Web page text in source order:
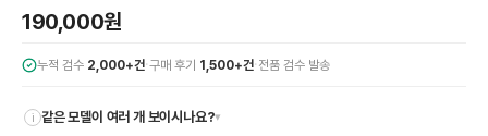
사이즈는 어떻게 선택하나요?
상품 상세의 사이즈 정보를 참고해 선택하시고, 사이즈 선택이 어려우시면 카카오
190,000원
누적 검수 2,000+건·구매 후기 1,500+건· 전품 검수 발송
i 같은 모델이 여러 개 보이시나요?▾